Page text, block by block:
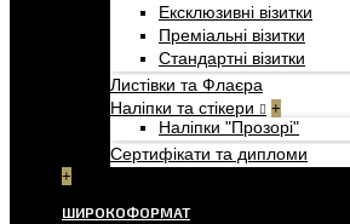
Ексклюзивні візитки
Преміальні візитки
Стандартні візитки
Листівки та Флаєра
Наліпки та стікери
+
Наліпки "Прозорі"
Сертифікати та дипломи
+
ШИРОКОФОРМАТ